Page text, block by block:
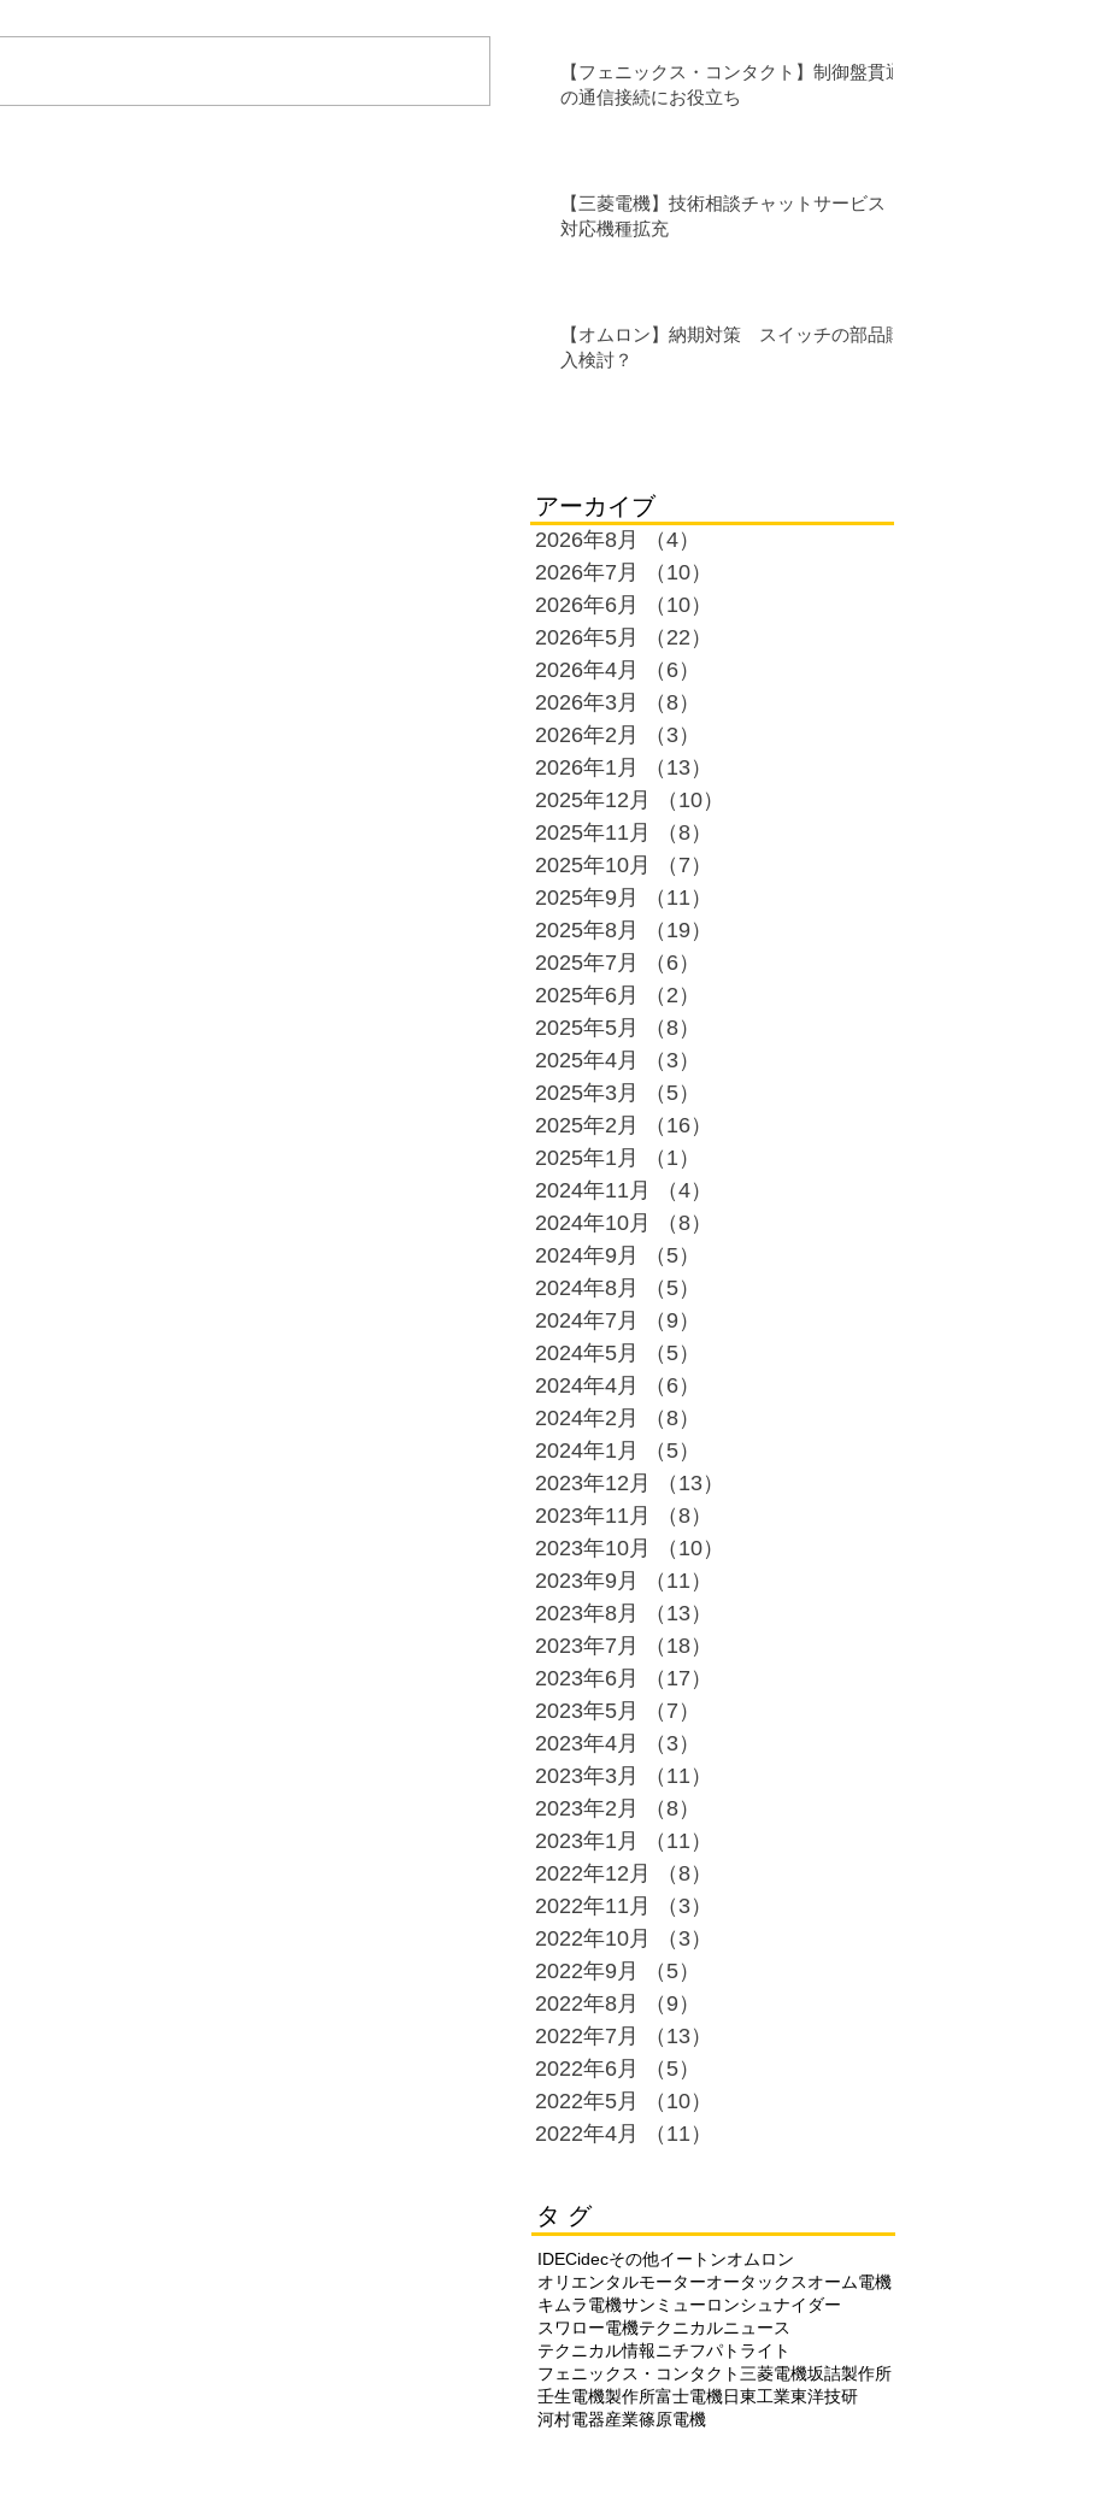
【フェニックス・コンタクト】制御盤貫通
の通信接続にお役立ち
【三菱電機】技術相談チャットサービス
対応機種拡充
【オムロン】納期対策 スイッチの部品購
入検討？
アーカイブ
2026年8月 （4）
2026年7月
（10）
2026年6月
（10）
2026年5月
（22）
2026年4月
（6）
2026年3月
（8）
2026年2月
（3）
2026年1月
（13）
2025年12月
（10）
2025年11月
（8）
2025年10月
（7）
2025年9月
（11）
2025年8月
（19）
2025年7月
（6）
2025年6月
（2）
2025年5月
（8）
2025年4月
（3）
2025年3月
（5）
2025年2月
（16）
2025年1月
（1）
2024年11月
（4）
2024年10月
（8）
2024年9月
（5）
2024年8月
（5）
2024年7月
（9）
2024年5月
（5）
2024年4月
（6）
2024年2月
（8）
2024年1月
（5）
2023年12月
（13）
2023年11月
（8）
2023年10月
（10）
2023年9月
（11）
2023年8月
（13）
2023年7月
（18）
2023年6月
（17）
2023年5月
（7）
2023年4月
（3）
2023年3月
（11）
2023年2月
（8）
2023年1月
（11）
2022年12月
（8）
2022年11月
（3）
2022年10月
（3）
2022年9月
（5）
2022年8月
（9）
2022年7月
（13）
2022年6月
（5）
2022年5月
（10）
2022年4月
（11）
タ グ
IDECidecその他イートンオムロン
オリエンタルモーターオータックスオーム電機
キムラ電機サンミューロンシュナイダー
スワロー電機テクニカルニュース
テクニカル情報ニチフパトライト
フェニックス・コンタクト 三菱電機坂詰製作所
壬生電機製作所富士電機日東工業東洋技研
河村電器産業篠原電機